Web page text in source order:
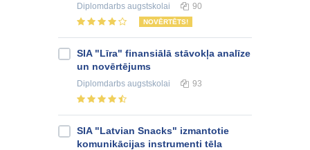
Diplomdarbs augstskolai 90
NOVĒRTĒTS!
SIA "Līra" finansiālā stāvokļa analīze
un novērtējums
Diplomdarbs augstskolai 93
SIA "Latvian Snacks" izmantotie
komunikācijas instrumenti tēla